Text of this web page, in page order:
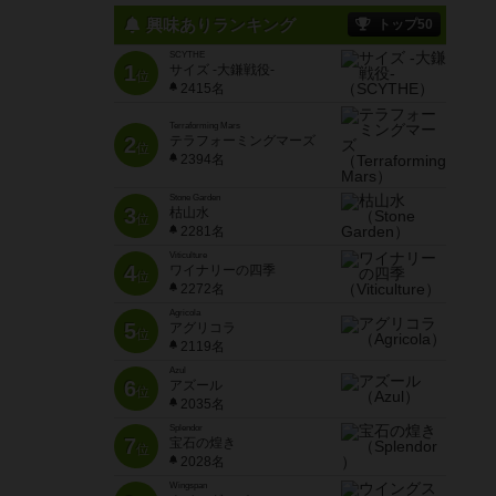
興味ありランキング トップ50
1位
SCYTHE
サイズ -大鎌戦役-
2415名
2位
Terraforming Mars
テラフォーミングマーズ
2394名
3位
Stone Garden
枯山水
2281名
4位
Viticulture
ワイナリーの四季
2272名
5位
Agricola
アグリコラ
2119名
6位
Azul
アズール
2035名
7位
宝石の煌き
2028名
Wingspan